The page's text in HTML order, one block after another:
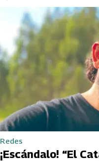
Redes
¡Escándalo! “El